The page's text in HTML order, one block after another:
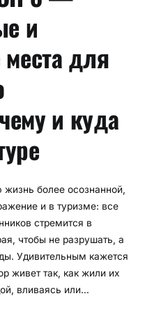
и
для
и куда
более осознанной,
и в туризме: все
стремится в
чтобы не разрушать, а
Удивительным кажется
живет так, как жили их
вливаясь или…